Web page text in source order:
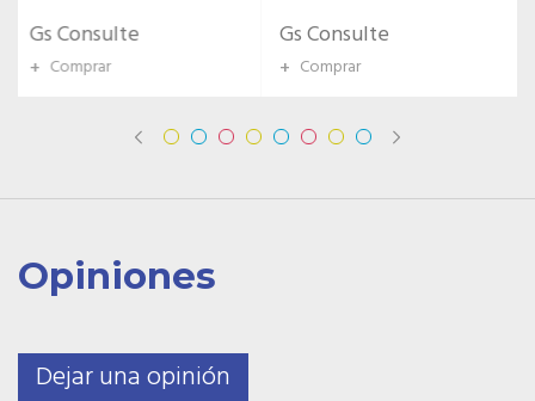
Gs Consulte
+ Comprar
+ Comprar
Opiniones
Dejar una opinión